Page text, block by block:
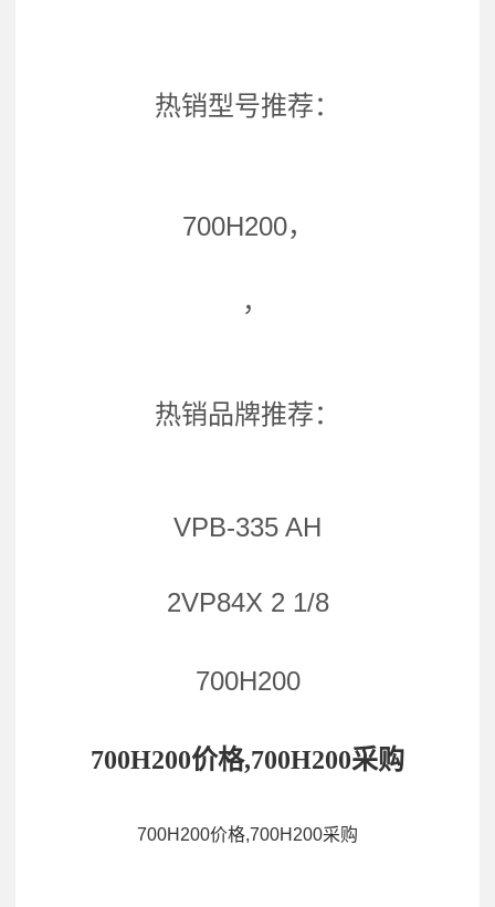
热销型号推荐：
700H200，
，
热销品牌推荐：
VPB-335 AH
2VP84X 2 1/8
700H200
700H200价格,700H200采购
700H200价格,700H200采购